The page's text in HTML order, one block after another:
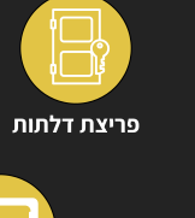
פריצת דלתות